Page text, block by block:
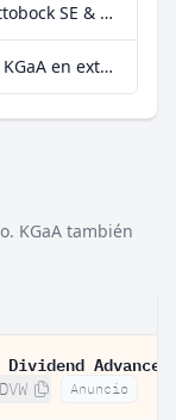
Más datos fundamentales sobre Ottobock SE & Co. KGaA en Parqet
Más datos sobre Ottobock SE & Co. KGaA en extraETF
KGaA también
Anuncio